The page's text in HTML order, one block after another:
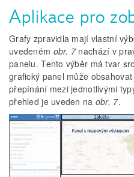
Aplikace pro
Grafy zpravidla mají vlastní
uvedeném obr. 7nachází v
panelu. Tento výběr má tvar
grafický panel může
přepínání mezi jednotlivými
přehled je uveden na obr. 7.